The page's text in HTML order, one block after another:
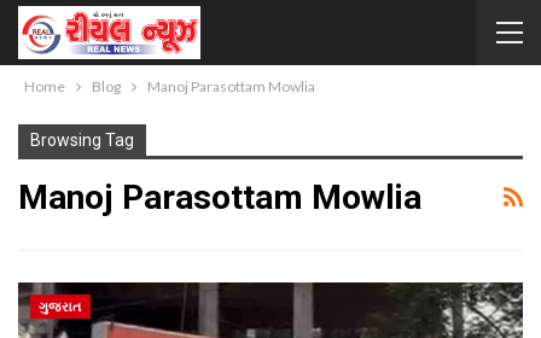
Home Blog Manoj Parasottam Mowlia
Browsing Tag
Manoj Parasottam Mowlia
ગુજરાત